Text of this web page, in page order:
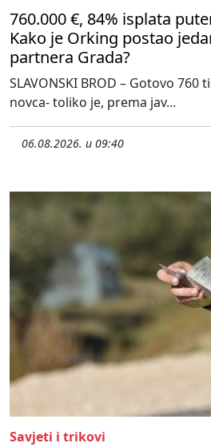
760.000 €, 84% isplata
Kako je Orking postao
partnera Grada?
SLAVONSKI BROD – Gotovo 760
novca- toliko je, prema jav...
06.08.2026. u 09:40
Savjeti i trikovi